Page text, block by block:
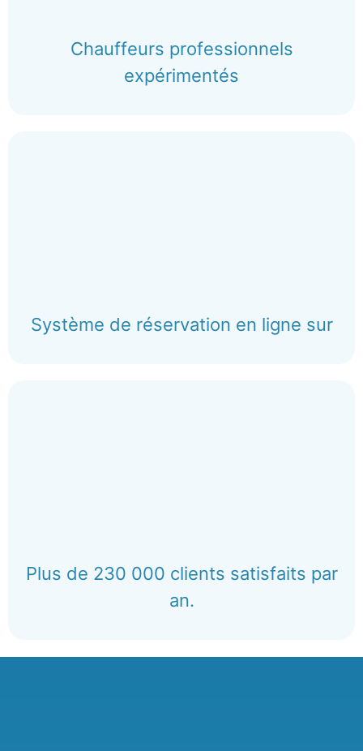
Chauffeurs professionnels
expérimentés
Système de réservation en ligne sur
Plus de 230 000 clients satisfaits par
an.